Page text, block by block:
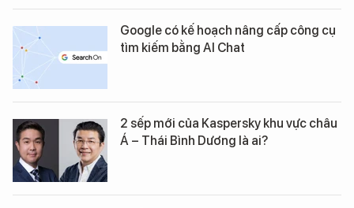
Google có kế hoạch nâng cấp công cụ
tìm kiếm bằng AI Chat
2 sếp mới của Kaspersky khu vực châu
Á – Thái Bình Dương là ai?